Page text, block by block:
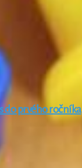
do prvého ročníka